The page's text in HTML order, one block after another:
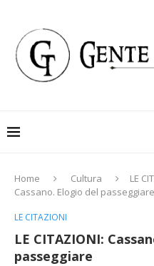
Home Cultura LE
Cassano. Elogio del passeggiare
LE CITAZIONI
LE CITAZIONI:
passeggiare